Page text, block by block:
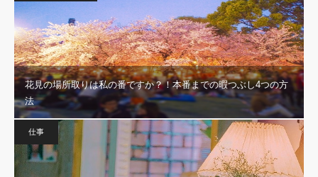
花見の場所取りは私の番ですか？！本番までの暇つぶし4つの方
法
仕事